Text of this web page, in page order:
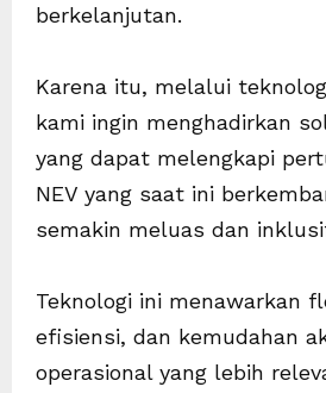
berkelanjutan.
Karena itu, melalui
kami ingin menghadirkan
yang dapat melengkapi
NEV yang saat ini
semakin meluas dan
Teknologi ini menawarkan
efisiensi, dan kemudahan
operasional yang lebih